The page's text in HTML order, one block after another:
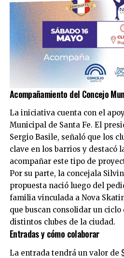
Acompañamiento del Concejo
La iniciativa cuenta con el
Municipal de Santa Fe. El
Sergio Basile, señaló que los
clave en los barrios y destacó
acompañar este tipo de
Por su parte, la concejala
propuesta nació luego del
familia vinculada a Nova
que buscan consolidar un
distintos clubes de la ciudad.
Entradas y cómo colaborar
La entrada tendrá un valor de